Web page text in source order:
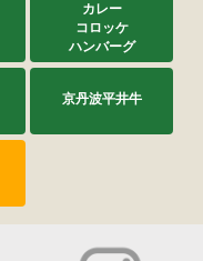
カレー
コロッケ
ハンバーグ
京丹波平井牛